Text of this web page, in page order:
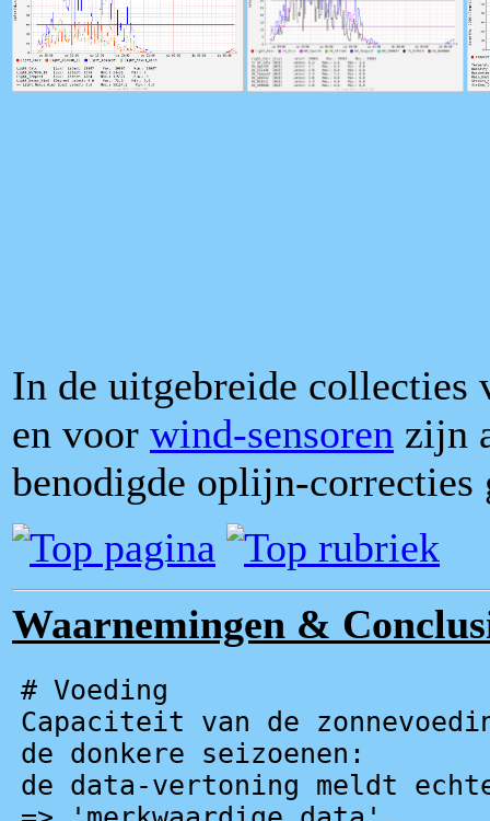
In de uitgebreide
en voor wind-sensoren zijn
benodigde oplijn-correcties
Waarnemingen &